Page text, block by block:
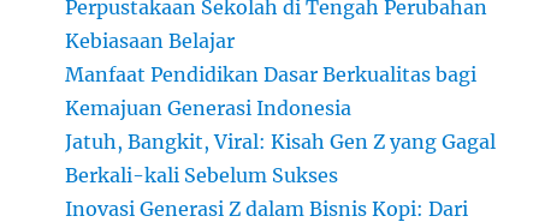
Perpustakaan Sekolah di Tengah Perubahan
Kebiasaan Belajar
Manfaat Pendidikan Dasar Berkualitas bagi
Kemajuan Generasi Indonesia
Jatuh, Bangkit, Viral: Kisah Gen Z yang Gagal
Berkali-kali Sebelum Sukses
Inovasi Generasi Z dalam Bisnis Kopi: Dari